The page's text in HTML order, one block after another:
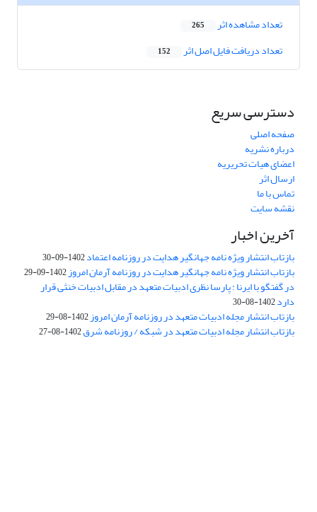
تعداد مشاهده اثر 265
تعداد دریافت فایل اصل اثر 152
دسترسی سریع
صفحه اصلی
درباره نشریه
اعضای هیات تحریریه
ارسال اثر
تماس با ما
نقشه سایت
آخرین اخبار
بازتاب انتشار ویژه نامه جهانگیر هدایت در روزنامه اعتماد1402-09-30
بازتاب انتشار ویژه نامه جهانگیر هدایت در روزنامه آرمان امروز1402-09-29
در گفتگو با ایرنا : پارسا نظری ادبیات متعهد در مقابل ادبیات خنثی قرار
دارد1402-08-30
بازتاب انتشار مجله ادبیات متعهد در روزنامه آرمان امروز1402-08-29
بازتاب انتشار مجله ادبیات متعهد در شبکه / روزنامه شرق1402-08-27